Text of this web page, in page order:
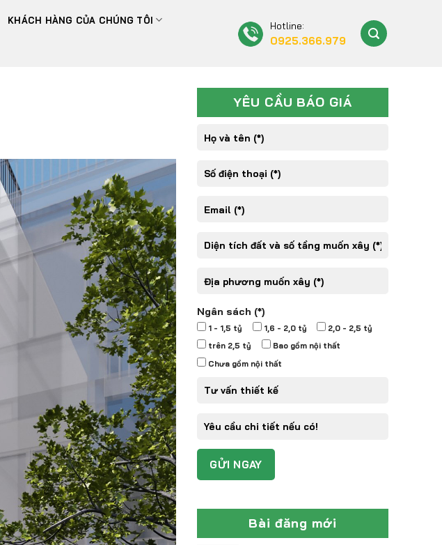
KHÁCH HÀNG CỦA CHÚNG TÔI Hotline:
0925.366.979
YÊU CẦU BÁO GIÁ
Ngân sách (*)
1 - 1,5 tỷ 1,6 - 2,0 tỷ
2,0 - 2,5 tỷ
trên 2,5 tỷ
Bao gồm nội thất
Chưa gồm nội thất
Bài đăng mới